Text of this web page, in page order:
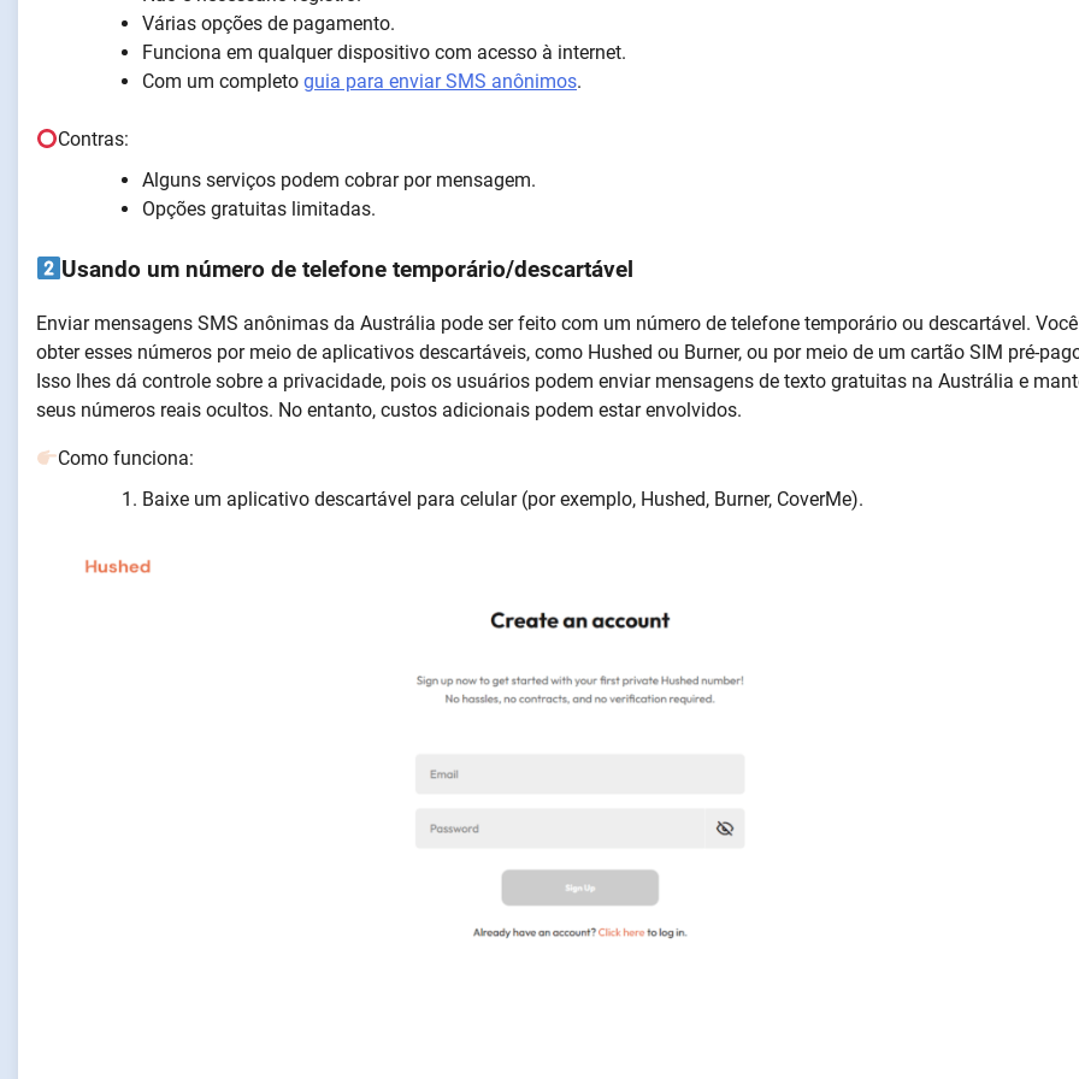
Várias opções de pagamento.
Funciona em qualquer dispositivo com acesso à internet.
Com um completo guia para enviar SMS anônimos.
Contras:
Alguns serviços podem cobrar por mensagem.
Opções gratuitas limitadas.
Usando um número de telefone temporário/descartável
Enviar mensagens SMS anônimas da Austrália pode ser feito com um número de telefone temporário ou descartável.
obter esses números por meio de aplicativos descartáveis, como Hushed ou Burner, ou por meio de um cartão SIM pré-
Isso lhes dá controle sobre a privacidade, pois os usuários podem enviar mensagens de texto gratuitas na Austrália e
seus números reais ocultos. No entanto, custos adicionais podem estar envolvidos.
Como funciona:
Baixe um aplicativo descartável para celular (por exemplo, Hushed, Burner, CoverMe).